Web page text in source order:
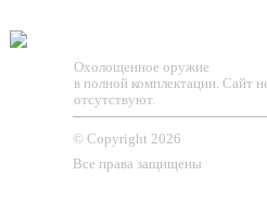
Охолощенное оружие
в полной комплектации. Сайт
отсутствуют.
© Copyright 2026
Все права защищены